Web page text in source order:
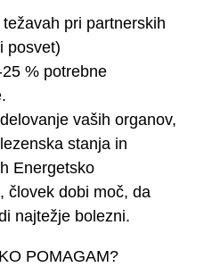
pri partnerskih
posvet)
% potrebne
vaših organov,
stanja in
Energetsko
človek dobi moč, da
najtežje bolezni.
POMAGAM?